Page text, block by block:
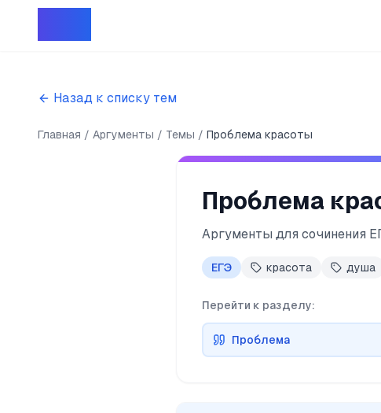
Назад к списку тем
Главная Аргументы Темы Проблема красоты
Проблема
Аргументы для сочинения
ЕГЭ красота душа
Перейти к разделу:
Проблема